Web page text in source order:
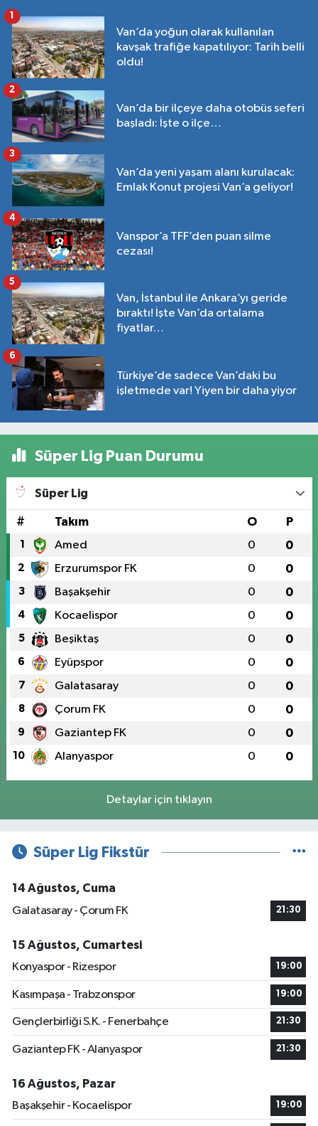
Van’da yoğun olarak kullanılan
kavşak trafiğe kapatılıyor: Tarih belli
oldu!
1
Van’da bir ilçeye daha otobüs seferi
başladı: İşte o ilçe…
2
Van’da yeni yaşam alanı kurulacak:
Emlak Konut projesi Van’a geliyor!
3
Vanspor’a TFF’den puan silme
cezası!
4
Van, İstanbul ile Ankara’yı geride
bıraktı! İşte Van’da ortalama
fiyatlar…
5
Türkiye’de sadece Van’daki bu
işletmede var! Yiyen bir daha yiyor
6
Süper Lig Puan Durumu
Süper Lig
# Takım O P
1 Amed 0 0
2 Erzurumspor FK 0 0
3 Başakşehir 0 0
4 Kocaelispor 0 0
5 Beşiktaş 0 0
6 Eyüpspor 0 0
7 Galatasaray 0 0
8 Çorum FK 0 0
9 Gaziantep FK 0 0
10 Alanyaspor 0 0
Detaylar için tıklayın
Süper Lig Fikstür
14 Ağustos, Cuma
Galatasaray - Çorum FK
21:30
15 Ağustos, Cumartesi
Konyaspor - Rizespor
19:00
Kasımpaşa - Trabzonspor 19:00
Gençlerbirliği S.K. - Fenerbahçe 21:30
Gaziantep FK - Alanyaspor 21:30
16 Ağustos, Pazar
Başakşehir - Kocaelispor
19:00